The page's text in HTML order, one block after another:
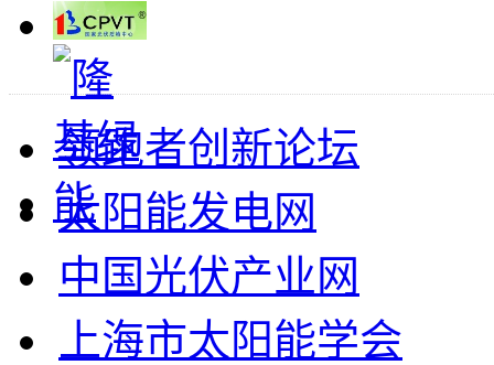
领跑者创新论坛
太阳能发电网
中国光伏产业网
上海市太阳能学会